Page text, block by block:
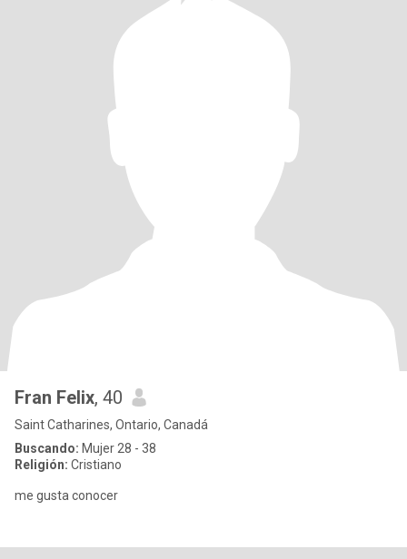
Fran Felix, 40
Saint Catharines, Ontario, Canadá
Buscando: Mujer 28 - 38
Religión: Cristiano
me gusta conocer